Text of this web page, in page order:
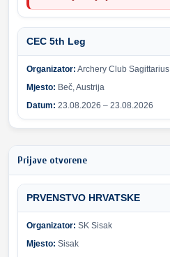
CEC 5th Leg
Organizator: Archery Club Sagittarius
Mjesto: Beč, Austrija
Datum: 23.08.2026 – 23.08.2026
Prijave otvorene
PRVENSTVO HRVATSKE
Organizator: SK Sisak
Mjesto: Sisak